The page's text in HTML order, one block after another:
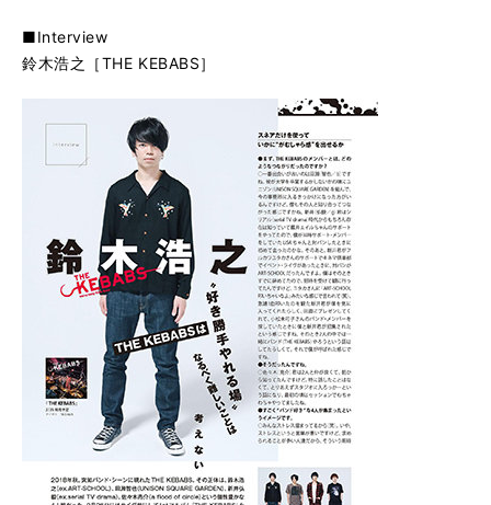
■Interview
鈴木浩之［THE KEBABS］